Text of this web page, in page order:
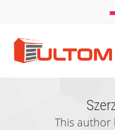
This author